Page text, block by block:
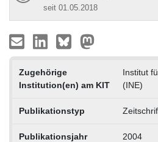
seit 01.05.2018
Zugehörige
Institution(en) am KIT
Institut
(INE)
Publikationstyp
Publikationsjahr 2004